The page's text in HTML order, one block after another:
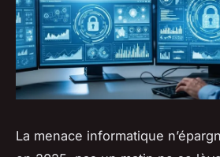
La menace informatique